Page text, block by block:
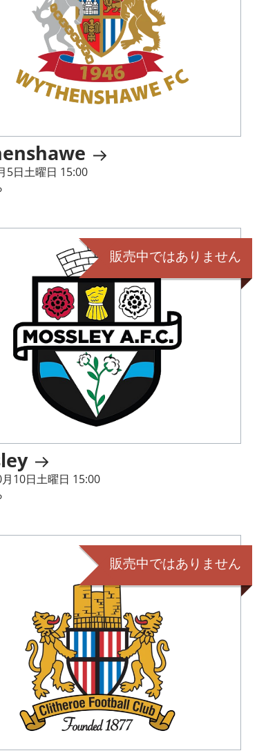
5日土曜日 15:00
販売中ではありません
10日土曜日 15:00
販売中ではありません